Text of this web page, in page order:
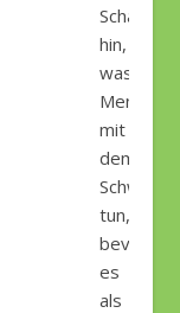
Schau
hin,
was
mit
dem
Schwein
tun,
bevor
es
als